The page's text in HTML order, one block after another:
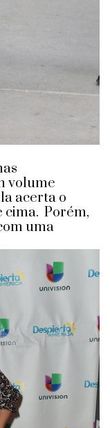
volume
acerta o
cima. Porém,
uma